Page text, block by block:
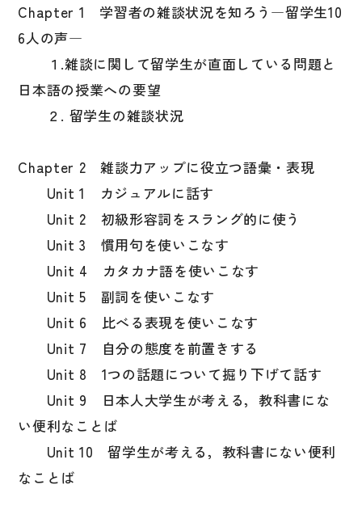
教室活動参考書
日本語概説
音声・音韻
語彙・意味
文法
言語学
試験対策
日本語教育事情
異文化間コミュニケーション
多言語社会・言語政策
アカデミック・スキル
定期刊行物
Chapter 1 学習者の雑談状況を知ろう―留学生10
6人の声―
１.雑談に関して留学生が直面している問題と
日本語の授業への要望
２. 留学生の雑談状況
Chapter 2 雑談力アップに役立つ語彙・表現
Unit 1 カジュアルに話す
Unit 2 初級形容詞をスラング的に使う
Unit 3 慣用句を使いこなす
Unit 4 カタカナ語を使いこなす
Unit 5 副詞を使いこなす
Unit 6 比べる表現を使いこなす
Unit 7 自分の態度を前置きする
Unit 8 1つの話題について掘り下げて話す
Unit 9 日本人大学生が考える，教科書にな
い便利なことば
Unit 10 留学生が考える，教科書にない便利
なことば